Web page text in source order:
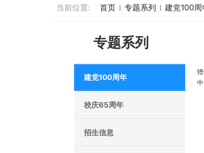
当前位置: 首页 专题系列 建党100周
专题系列
建党100周年
校庆65周年
招生信息